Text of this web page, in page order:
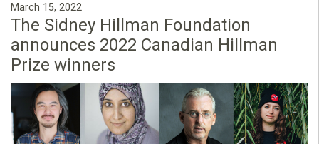
March 15, 2022
The Sidney Hillman Foundation
announces 2022 Canadian Hillman
Prize winners